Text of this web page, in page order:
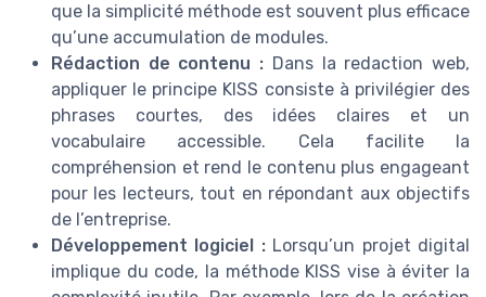
que la simplicité méthode est souvent plus efficace
qu’une accumulation de modules.
Rédaction de contenu : Dans la redaction web,
appliquer le principe KISS consiste à privilégier des
phrases courtes, des idées claires et un
vocabulaire accessible. Cela facilite la
compréhension et rend le contenu plus engageant
pour les lecteurs, tout en répondant aux objectifs
de l’entreprise.
Développement logiciel :Lorsqu’un projet digital
implique du code, la méthode KISS vise à éviter la